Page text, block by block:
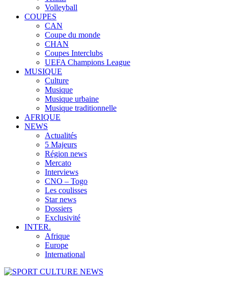
Volleyball
COUPES
CAN
Coupe du monde
CHAN
Coupes Interclubs
UEFA Champions League
MUSIQUE
Culture
Musique
Musique urbaine
Musique traditionnelle
AFRIQUE
NEWS
Actualités
5 Majeurs
Région news
Mercato
Interviews
CNO – Togo
Les coulisses
Star news
Dossiers
Exclusivité
INTER.
Afrique
Europe
International